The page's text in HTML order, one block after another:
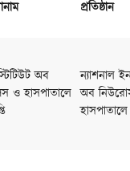
প্রতিষ্ঠান
অব
ও হাসপাতালে
ন্যাশনাল
অব
হাসপাতালে